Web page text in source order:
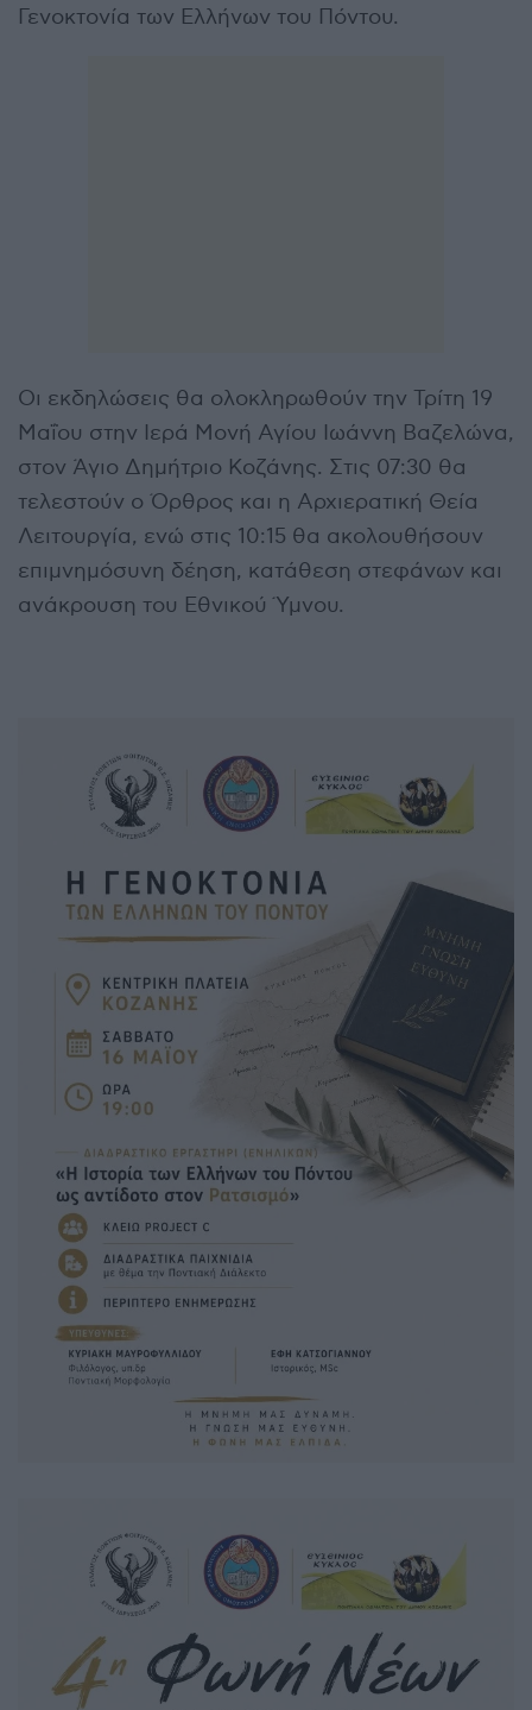
Γενοκτονία των Ελλήνων του Πόντου.
Οι εκδηλώσεις θα ολοκληρωθούν την Τρίτη 19
Μαΐου στην Ιερά Μονή Αγίου Ιωάννη Βαζελώνα,
στον Άγιο Δημήτριο Κοζάνης. Στις 07:30 θα
τελεστούν ο Όρθρος και η Αρχιερατική Θεία
Λειτουργία, ενώ στις 10:15 θα ακολουθήσουν
επιμνημόσυνη δέηση, κατάθεση στεφάνων και
ανάκρουση του Εθνικού Ύμνου.